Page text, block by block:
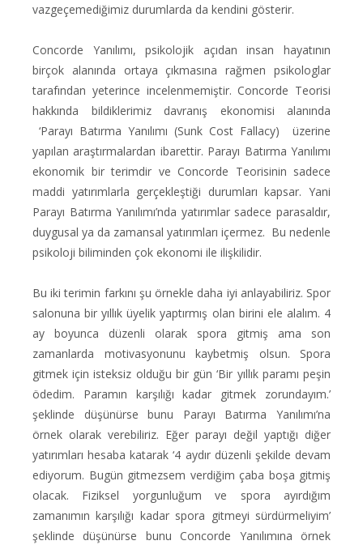
vazgeçemediğimiz durumlarda da kendini gösterir.
Concorde Yanılımı, psikolojik açıdan insan hayatının
birçok alanında ortaya çıkmasına rağmen psikologlar
tarafından yeterince incelenmemiştir. Concorde Teorisi
hakkında bildiklerimiz davranış ekonomisi alanında
‘Parayı Batırma Yanılımı (Sunk Cost Fallacy)
üzerine
yapılan araştırmalardan ibarettir. Parayı Batırma Yanılımı
ekonomik bir terimdir ve Concorde Teorisinin sadece
maddi yatırımlarla gerçekleştiği durumları kapsar. Yani
Parayı Batırma Yanılımı’nda yatırımlar sadece parasaldır,
duygusal ya da zamansal yatırımları içermez. Bu nedenle
psikoloji biliminden çok ekonomi ile ilişkilidir.
Bu iki terimin farkını şu örnekle daha iyi anlayabiliriz. Spor
salonuna bir yıllık üyelik yaptırmış olan birini ele alalım. 4
ay boyunca düzenli olarak spora gitmiş ama son
zamanlarda motivasyonunu kaybetmiş olsun. Spora
gitmek için isteksiz olduğu bir gün ‘Bir yıllık paramı peşin
ödedim. Paramın karşılığı kadar gitmek zorundayım.’
şeklinde düşünürse bunu Parayı Batırma Yanılımı’na
örnek olarak verebiliriz. Eğer parayı değil yaptığı diğer
yatırımları hesaba katarak ‘4 aydır düzenli şekilde devam
ediyorum. Bugün gitmezsem verdiğim çaba boşa gitmiş
olacak. Fiziksel yorgunluğum ve spora ayırdığım
zamanımın karşılığı kadar spora gitmeyi sürdürmeliyim’
şeklinde düşünürse bunu Concorde Yanılımına örnek